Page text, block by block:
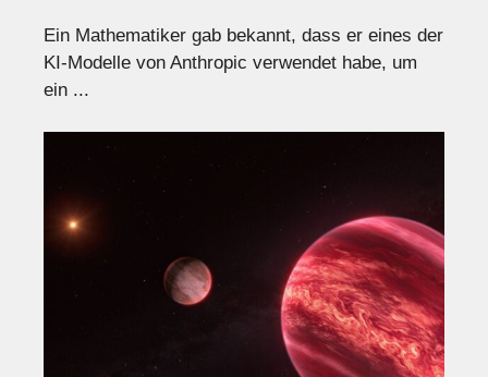
Ein Mathematiker gab bekannt, dass er eines der
KI-Modelle von Anthropic verwendet habe, um
ein ...